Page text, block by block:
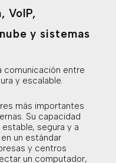
VoIP,
y sistemas
comunicación entre
y escalable.
más importantes
Su capacidad
segura y a
un estándar
y centros
un computador,